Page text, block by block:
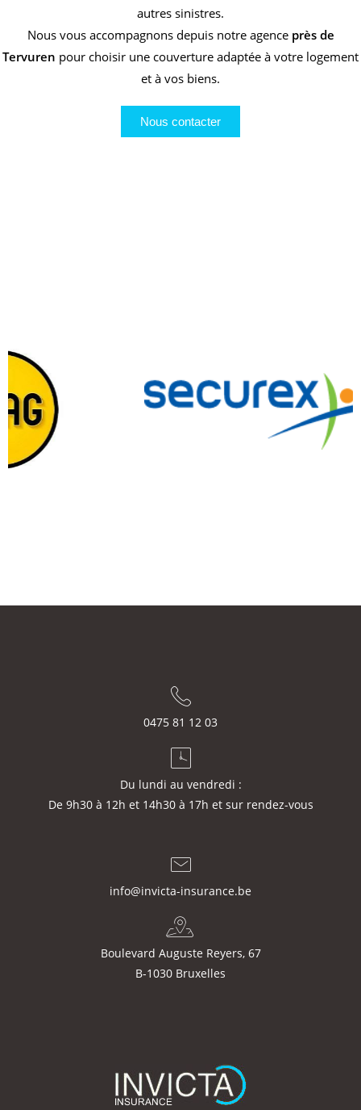
autres sinistres.
Nous vous accompagnons depuis notre agence près de
Tervuren pour choisir une couverture adaptée à votre logement
et à vos biens.
Nous contacter
0475 81 12 03
Du lundi au vendredi :
De 9h30 à 12h et 14h30 à 17h et sur rendez-vous
info@invicta-insurance.be
Boulevard Auguste Reyers, 67
B-1030 Bruxelles